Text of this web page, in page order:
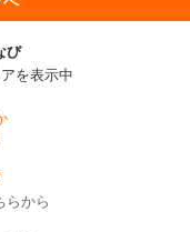
び
を表示中
らから